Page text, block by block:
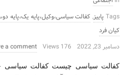
Tags پاییز, کفالت سیاسی،وکیل،پایه یک،پایه
کیان فرد
دسامبر 23, 2022
176 Views
a comment
کفالت سیاسی چیست کفالت سیاسی